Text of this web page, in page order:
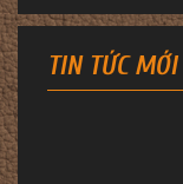
TIN TỨC